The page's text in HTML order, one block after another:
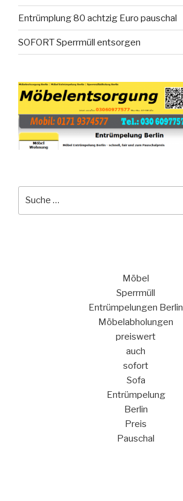
Entrümplung 80 achtzig Euro pauschal
SOFORT Sperrmüll entsorgen
Möbel
Sperrmüll
Entrümpelungen Berlin
Möbelabholungen
preiswert
auch
sofort
Sofa
Entrümpelung
Berlin
Preis
Pauschal